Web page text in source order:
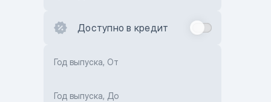
Доступно в кредит
Год выпуска, От
Год выпуска, До